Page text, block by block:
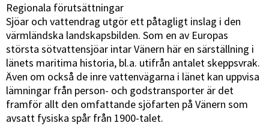
Regionala förutsättningar
Sjöar och vattendrag utgör ett påtagligt inslag i den
värmländska landskapsbilden. Som en av Europas
största sötvattensjöar intar Vänern här en särställning i
länets maritima historia, bl.a. utifrån antalet skeppsvrak.
Även om också de inre vattenvägarna i länet kan uppvisa
lämningar från person- och godstransporter är det
framför allt den omfattande sjöfarten på Vänern som
avsatt fysiska spår från 1900-talet.